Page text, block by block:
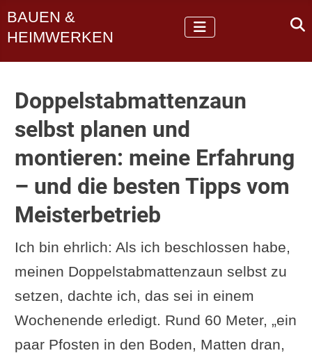
BAUEN &
HEIMWERKEN
Doppelstabmattenzaun
selbst planen und
montieren: meine Erfahrung
– und die besten Tipps vom
Meisterbetrieb
Ich bin ehrlich: Als ich beschlossen habe,
meinen Doppelstabmattenzaun selbst zu
setzen, dachte ich, das sei in einem
Wochenende erledigt. Rund 60 Meter, „ein
paar Pfosten in den Boden, Matten dran,